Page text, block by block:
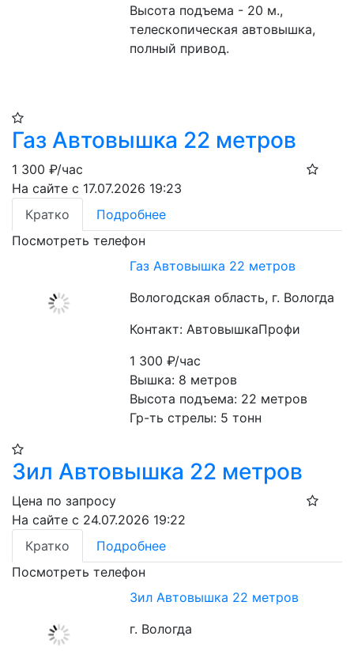
Высота подъема - 20 м.,
телескопическая автовышка,
полный привод.
Газ Автовышка 22 метров
1 300 ₽/час
На сайте с 17.07.2026 19:23
Кратко
Подробнее
Посмотреть телефон
Газ Автовышка 22 метров
Вологодская область, г. Вологда
Контакт: АвтовышкаПрофи
1 300₽/час
Вышка: 8 метров
Высота подъема: 22 метров
Гр-ть стрелы: 5 тонн
Зил Автовышка 22 метров
Цена по запросу
На сайте с 24.07.2026 19:22
Кратко
Подробнее
Посмотреть телефон
Зил Автовышка 22 метров
г. Вологда